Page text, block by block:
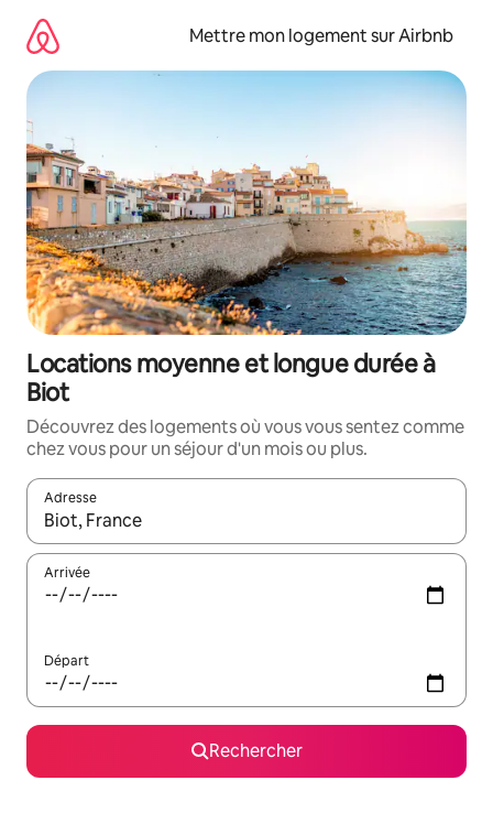
directement
contenu
Mettre mon logement sur Airbnb
Locations moyenne et longue durée à
Biot
Découvrez des logements où vous vous sentez comme
chez vous pour un séjour d'un mois ou plus.
Adresse
Lorsque les résultats s'affichent, utilisez les flèches vers le
Arrivée
Départ
Rechercher